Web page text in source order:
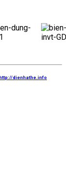
dienhathe.info